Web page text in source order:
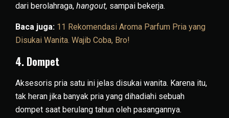
dari berolahraga, hangout, sampai bekerja.
Baca juga: 11 Rekomendasi Aroma Parfum Pria yang
Disukai Wanita. Wajib Coba, Bro!
4. Dompet
Aksesoris pria satu ini jelas disukai wanita. Karena itu,
tak heran jika banyak pria yang dihadiahi sebuah
dompet saat berulang tahun oleh pasangannya.